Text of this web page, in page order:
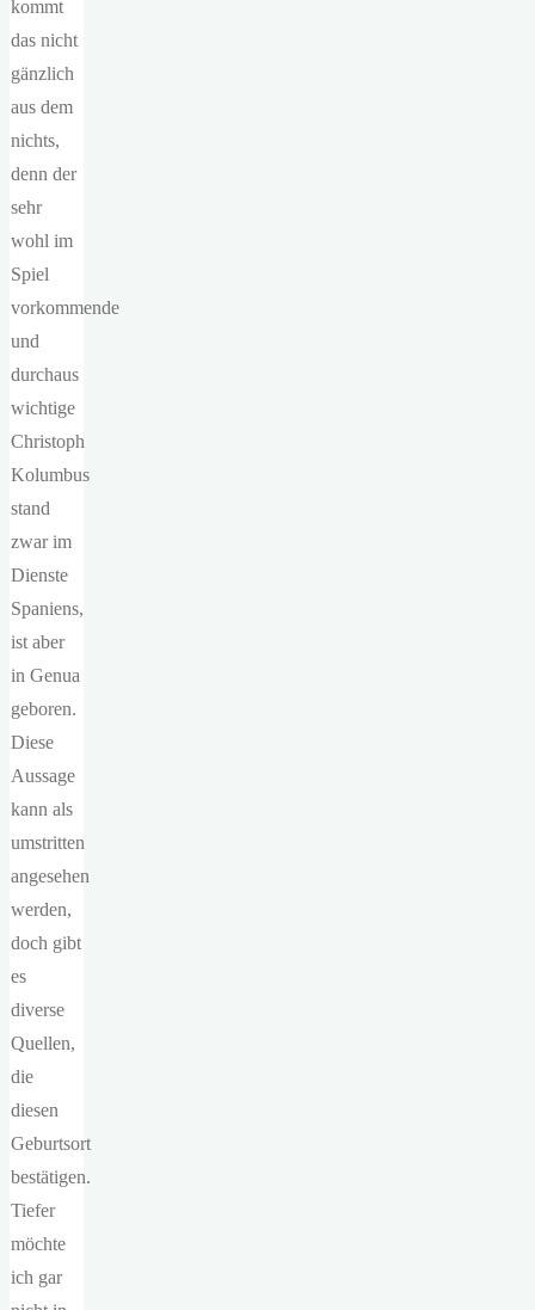
kommt
das nicht
gänzlich
aus dem
nichts,
denn der
sehr
wohl im
Spiel
vorkommende
und
durchaus
wichtige
Christoph
Kolumbus
stand
zwar im
Dienste
Spaniens,
ist aber
in Genua
geboren.
Diese
Aussage
kann als
umstritten
angesehen
werden,
doch gibt
es
diverse
Quellen,
die
diesen
Geburtsort
bestätigen.
Tiefer
möchte
ich gar